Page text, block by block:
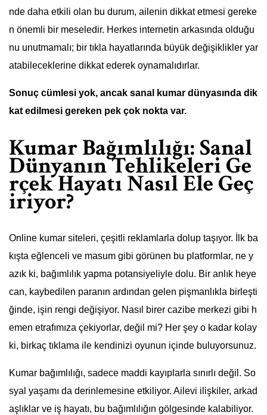
nde daha etkili olan bu durum, ailenin dikkat etmesi gereke
n önemli bir meseledir. Herkes internetin arkasında olduğu
nu unutmamalı; bir tıkla hayatlarında büyük değişiklikler yar
atabileceklerine dikkat ederek oynamalıdırlar.
Sonuç cümlesi yok, ancak sanal kumar dünyasında dik
kat edilmesi gereken pek çok nokta var.
Kumar Bağımlılığı: Sanal
Dünyanın Tehlikeleri Ge
rçek Hayatı Nasıl Ele Geç
iriyor?
Online kumar siteleri, çeşitli reklamlarla dolup taşıyor. İlk ba
kışta eğlenceli ve masum gibi görünen bu platformlar, ne y
azık ki, bağımlılık yapma potansiyeliyle dolu. Bir anlık heye
can, kaybedilen paranın ardından gelen pişmanlıkla birleşti
ğinde, işin rengi değişiyor. Nasıl birer cazibe merkezi gibi h
emen etrafımıza çekiyorlar, değil mi? Her şey o kadar kolay
ki, birkaç tıklama ile kendinizi oyunun içinde buluyorsunuz.
Kumar bağımlılığı, sadece maddi kayıplarla sınırlı değil. So
syal yaşamı da derinlemesine etkiliyor. Ailevi ilişkiler, arkad
aşlıklar ve iş hayatı, bu bağımlılığın gölgesinde kalabiliyor.